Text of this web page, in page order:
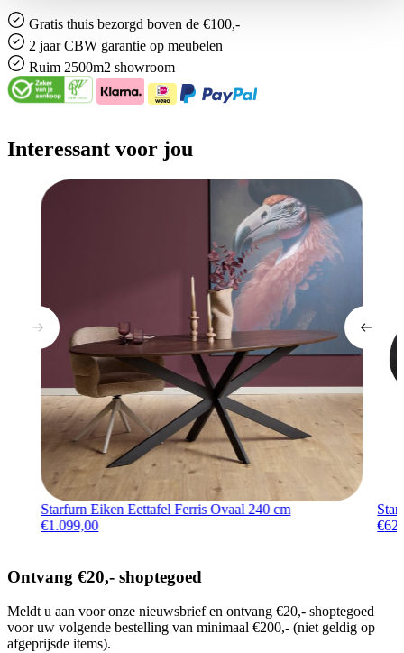
Gratis thuis bezorgd boven de €100,-
2 jaar CBW garantie op meubelen
Ruim 2500m2 showroom
Interessant voor jou
Starfurn Eiken Eettafel Ferris Ovaal 240 cm
€1.099,00
€
Ontvang €20,- shoptegoed
Meldt u aan voor onze nieuwsbrief en ontvang €20,- shoptegoed
voor uw volgende bestelling van minimaal €200,- (niet geldig op
afgeprijsde items).